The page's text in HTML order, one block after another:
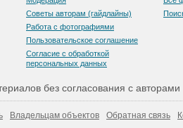
Советы авторам (гайдлайны)
Работа с фотографиями
Пользовательскоe соглашение
Согласие с обработкой
персональных данных
без согласования с
Владельцам объектов Обратная связь